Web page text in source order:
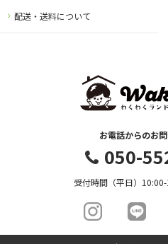
お電話からのお
050-
受付時間（平日）
配送・送料について